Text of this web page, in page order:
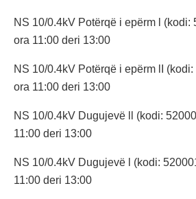
NS 10/0.4kV Potërqë i epërm l (kodi:
ora 11:00 deri 13:00
NS 10/0.4kV Potërqë i epërm lI
ora 11:00 deri 13:00
NS 10/0.4kV Dugujevë ll (kodi:
11:00 deri 13:00
NS 10/0.4kV Dugujevë l (kodi:
11:00 deri 13:00